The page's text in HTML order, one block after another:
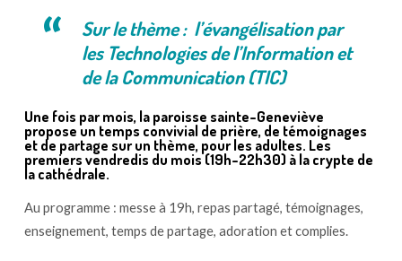
Geneviève
Cathédrale
Sur le thème : l’évangélisation par
les Technologies de l’Information et
de la Communication (TIC)
Une fois par mois, la paroisse sainte-Geneviève
propose un temps convivial de prière, de témoignages
et de partage sur un thème, pour les adultes. Les
premiers vendredis du mois (19h-22h30) à la crypte de
la cathédrale.
Au programme : messe à 19h, repas partagé, témoignages,
enseignement, temps de partage, adoration et complies.